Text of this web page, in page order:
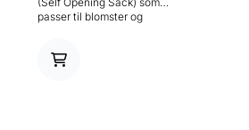
passer til blomster og
godt til produkter med